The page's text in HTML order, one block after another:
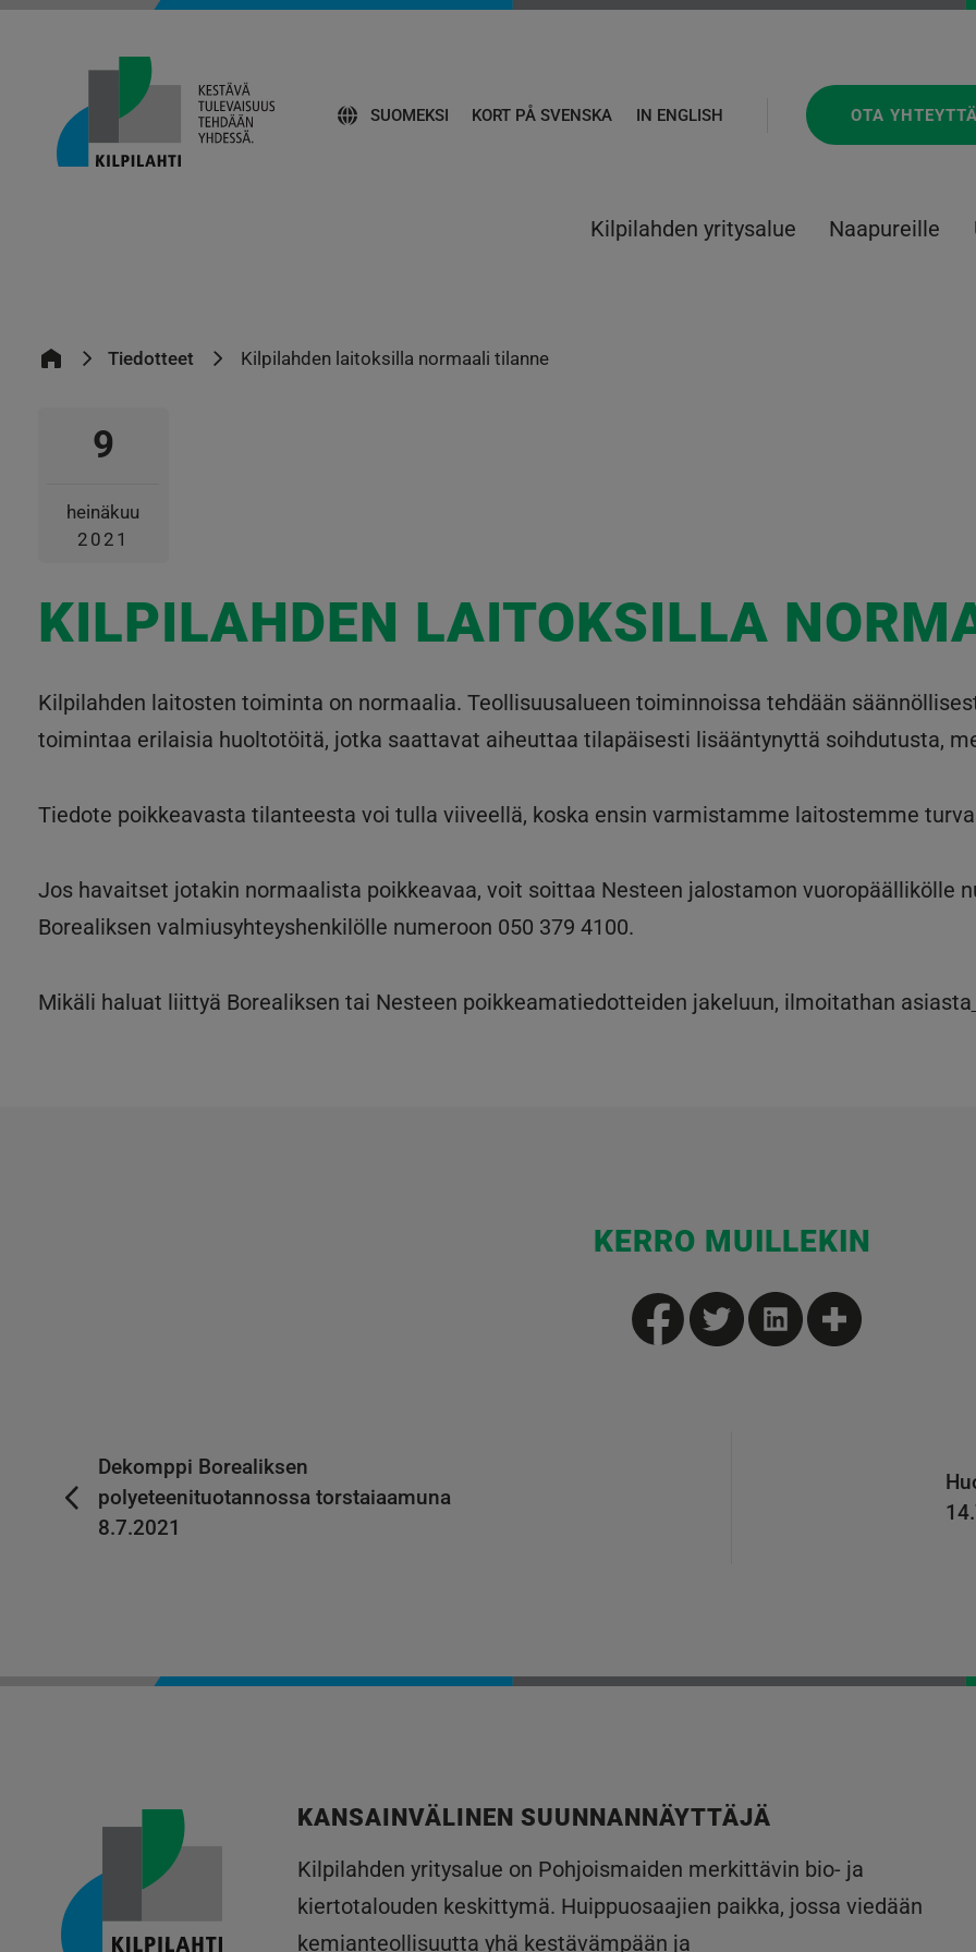
SUOMEKSI KORT PÅ SVENSKA IN ENGLISH OTA YHTEYTTÄ
Kilpilahden yritysalue Naapureille
Tiedotteet Kilpilahden laitoksilla normaali tilanne
9
heinäkuu
2021
KILPILAHDEN LAITOKSILLA
Kilpilahden laitosten toiminta on normaalia. Teollisuusalueen toiminnoissa tehdään
toimintaa erilaisia huoltotöitä, jotka saattavat aiheuttaa tilapäisesti lisääntynyttä soihdutusta,
Tiedote poikkeavasta tilanteesta voi tulla viiveellä, koska ensin varmistamme laitostemme
Jos havaitset jotakin normaalista poikkeavaa, voit soittaa Nesteen jalostamon vuoropäällikölle
Borealiksen valmiusyhteyshenkilölle numeroon 050 379 4100.
Mikäli haluat liittyä Borealiksen tai Nesteen poikkeamatiedotteiden jakeluun, ilmoitathan asiasta
KERRO MUILLEKIN
Dekomppi Borealiksen
polyeteenituotannossa torstaiaamuna
8.7.2021
KANSAINVÄLINEN SUUNNANNÄYTTÄJÄ
Kilpilahden yritysalue on Pohjoismaiden merkittävin bio- ja
kiertotalouden keskittymä. Huippuosaajien paikka, jossa viedään
kemianteollisuutta yhä kestävämpään ja